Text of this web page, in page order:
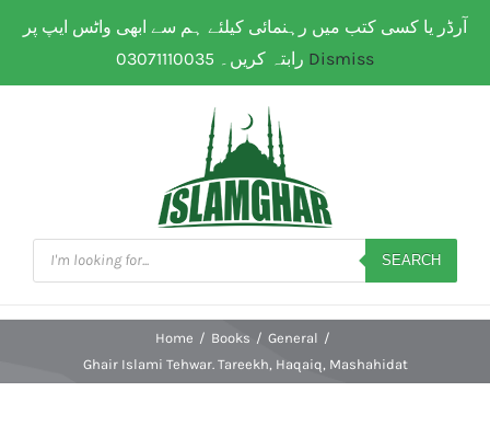
آرڈر یا کسی کتب میں رہنمائی کیلئے ہم سے ابھی واٹس ایپ پر
Dismiss
WhatsApp: 0307 111 00 35 | Flat Shipping Rate:200
Products
search
SEARCH
Home / Books / General /
Ghair Islami Tehwar. Tareekh, Haqaiq, Mashahidat